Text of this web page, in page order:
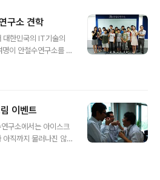
구소 견학
한민국의 IT기술의
이 안철수연구소를 방
정하여, 20명 1학급으
습니다. 각종 보안 위
떠한 노력을 해야 되
에 집중을 했습니다.
의 미래를 이끌어갈
이벤트
구소에서는 아이스크
아직까지 물러나진 않
금기(金氣)가 여름의